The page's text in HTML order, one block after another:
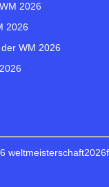
2026
2026
WM 2026